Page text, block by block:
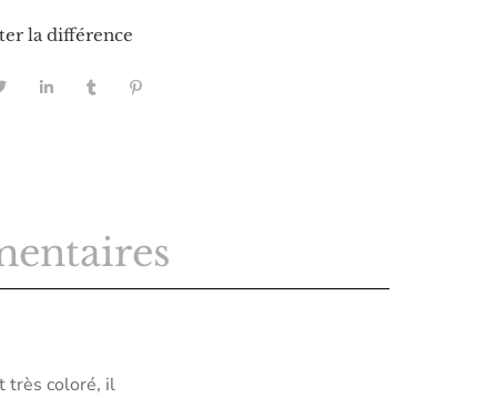
la différence
très coloré, il